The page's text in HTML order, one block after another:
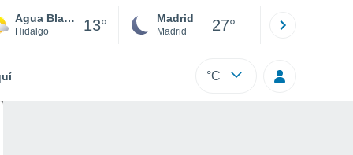
Agua Blanca Iturbide
Hidalgo 13° Madrid
Madrid 27°
°C